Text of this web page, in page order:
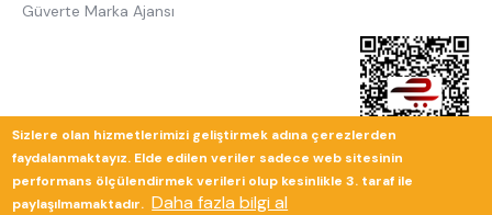
Güverte Marka Ajansı
Sizlere olan hizmetlerimizi geliştirmek adına çerezlerden
faydalanmaktayız. Elde edilen veriler sadece web sitesinin
performans ölçülendirmek verileri olup kesinlikle 3. taraf ile
paylaşılmamaktadır. Daha fazla bilgi al